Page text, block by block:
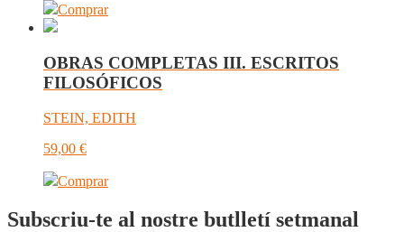
Comprar
OBRAS COMPLETAS III. ESCRITOS
FILOSÓFICOS
STEIN, EDITH
59,00 €
Comprar
Subscriu-te al nostre butlletí setmanal